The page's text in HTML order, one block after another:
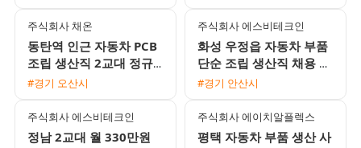
주식회사 채온
동탄역 인근 자동차 PCB
조립 생산직 2교대 정규
직 전환 및 통근버스 운행
#경기 오산시
주식회사 에스비테크인
화성 우정읍 자동차 부품
단순 조립 생산직 채용 초
보 및 F비자 가능 2교대
#경기 안산시
주식회사 에스비테크인
정남 2교대 월 330만원
주식회사 에이치알플렉스
평택 자동차 부품 생산 사